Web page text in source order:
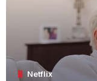
Netflix